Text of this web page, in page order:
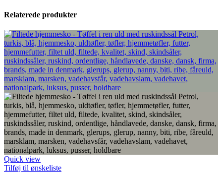
Relaterede produkter
Quick view
Tilføj til ønskeliste